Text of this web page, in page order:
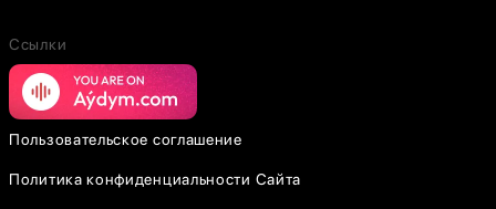
Ссылки
Пользовательское соглашение
Политика конфиденциальности Сайта